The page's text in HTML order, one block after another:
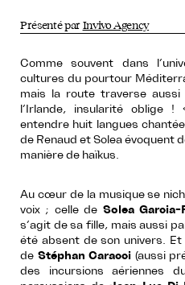
Comme souvent dans
cultures du pourtour
mais la route traverse
l’Irlande, insularité oblige !
entendre huit langues
de Renaud et Solea évoquent
manière de haïkus.
Au cœur de la musique se
voix ; celle de Solea Garcia-
s’agit de sa fille, mais aussi
été absent de son univers.
de Stéphan Caracci (aussi
des incursions aériennes
Présenté par Invivo Agency